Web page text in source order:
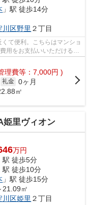
」駅 徒歩14分
川区野里 ２丁目
て便利。こちらはマンショ
用をお支払いいただける物
理費等：7,000円 )
礼金 0ヶ月
㎡
姫里ヴィオン
万円
駅 徒歩5分
駅 徒歩10分
」駅 徒歩15分
21.09㎡
川区姫里 ２丁目